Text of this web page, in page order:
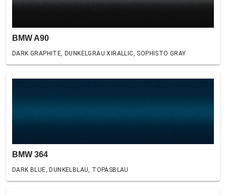
BMW A90
DARK GRAPHITE, DUNKELGRAU XIRALLIC, SOPHISTO GRAY
BMW 364
DARK BLUE, DUNKELBLAU, TOPASBLAU